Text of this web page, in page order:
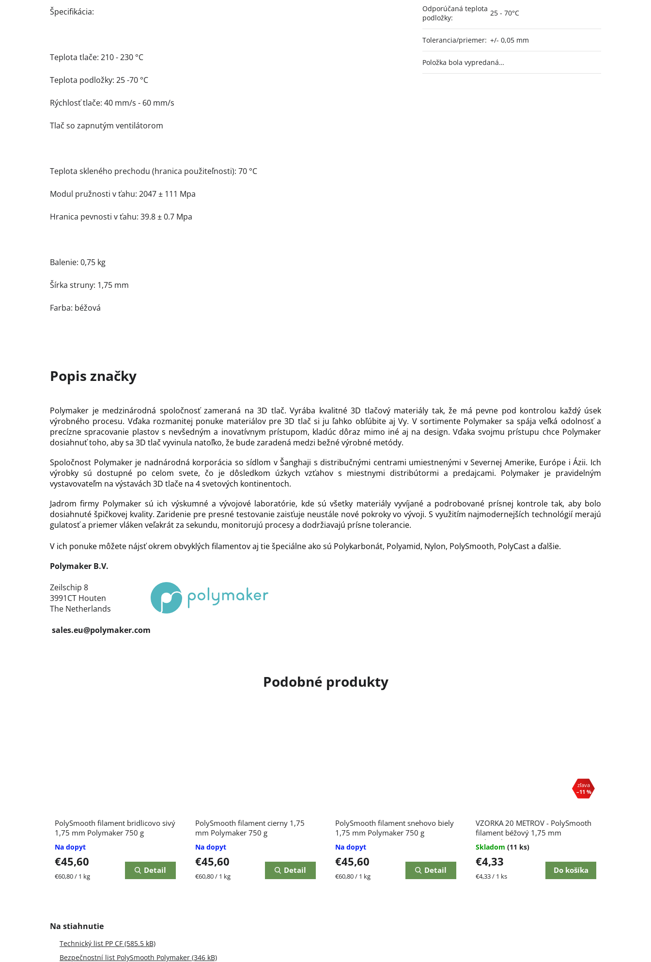
Špecifikácia:
Teplota tlače: 210 - 230 °C
Teplota podložky: 25 -70 °C
Rýchlosť tlače: 40 mm/s - 60 mm/s
Tlač so zapnutým ventilátorom
Teplota skleného prechodu (hranica použiteľnosti): 70 °C
Modul pružnosti v ťahu: 2047 ± 111 Mpa
Hranica pevnosti v ťahu: 39.8 ± 0.7 Mpa
Balenie: 0,75 kg
Šírka struny: 1,75 mm
Farba: béžová
Odporúčaná teplota
podložky:
25 - 70°C
Tolerancia/priemer: +/- 0,05 mm
Položka bola vypredaná…
PolySmooth filament bridlicovo sivý
1,75 mm Polymaker 750 g
Na dopyt
€45,60
Jednotková
€60,80 / 1 kg
Detail
PolySmooth filament cierny 1,75
mm Polymaker 750 g
Na dopyt
€45,60
Jednotková
€60,80 / 1 kg
Detail
PolySmooth filament snehovo biely
1,75 mm Polymaker 750 g
Na dopyt
€45,60
Jednotková
€60,80 / 1 kg
Detail
–11 %
VZORKA 20 METROV - PolySmooth
filament béžový 1,75 mm
Polymaker
Skladom (11 ks)
€4,33
Jednotková
€4,33 / 1 ks
Do košíka
Technický list PP CF (585.5 kB)
Bezpečnostní list PolySmooth Polymaker (346 kB)
Polymaker je medzinárodná spoločnosť zameraná na 3D tlač. Vyrába kvalitné 3D tlačový materiály tak, že má pevne pod kontrolou každý úsek
výrobného procesu. Vďaka rozmanitej ponuke materiálov pre 3D tlač si ju ľahko obľúbite aj Vy. V sortimente Polymaker sa spája veľká odolnosť a
precízne spracovanie plastov s nevšedným a inovatívnym prístupom, kladúc dôraz mimo iné aj na design. Vďaka svojmu prístupu chce Polymaker
dosiahnuť toho, aby sa 3D tlač vyvinula natoľko, že bude zaradená medzi bežné výrobné metódy.
Spoločnost Polymaker je nadnárodná korporácia so sídlom v Šanghaji s distribučnými centrami umiestnenými v Severnej Amerike, Európe i Ázii. Ich
výrobky sú dostupné po celom svete, čo je dôsledkom úzkych vzťahov s miestnymi distribútormi a predajcami. Polymaker je pravidelným
vystavovateľm na výstavách 3D tlače na 4 svetových kontinentoch.
Jadrom firmy Polymaker sú ich výskumné a vývojové laboratórie, kde sú všetky materiály vyvíjané a podrobované prísnej kontrole tak, aby bolo
dosiahnuté špičkovej kvality. Zaridenie pre presné testovanie zaisťuje neustále nové pokroky vo vývoji. S využitím najmodernejších technológií merajú
gulatosť a priemer vláken veľakrát za sekundu, monitorujú procesy a dodržiavajú prísne tolerancie.
V ich ponuke môžete nájsť okrem obvyklých filamentov aj tie špeciálne ako sú Polykarbonát, Polyamid, Nylon, PolySmooth, PolyCast a ďalšie.
Polymaker B.V.
Zeilschip 8
3991CT Houten
The Netherlands
sales.eu@polymaker.com